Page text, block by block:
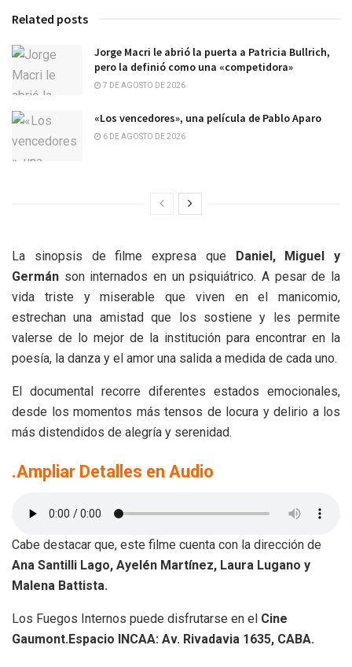
Related posts
Jorge Macri le abrió la puerta a Patricia Bullrich,
pero la definió como una «competidora»
7 DE AGOSTO DE 2026
«Los vencedores», una película de Pablo Aparo
6 DE AGOSTO DE 2026
La sinopsis de filme expresa que
Daniel, Miguel y
Germán son internados en un psiquiátrico. A pesar de la
vida triste y miserable que viven en el manicomio,
estrechan una amistad que los sostiene y les permite
valerse de lo mejor de la institución para encontrar en la
poesía, la danza y el amor una salida a medida de cada uno.
El documental recorre diferentes estados emocionales,
desde los momentos más tensos de locura y delirio a los
más distendidos de alegría y serenidad.
.Ampliar Detalles en Audio
Cabe destacar que, este filme cuenta con la dirección de
Ana Santilli Lago, Ayelén Martínez, Laura Lugano y
Malena Battista.
Los Fuegos Internos puede disfrutarse en el Cine
Gaumont.Espacio INCAA: Av. Rivadavia 1635, CABA.